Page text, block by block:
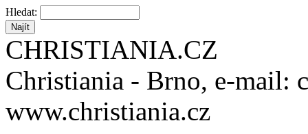
Hledat:
CHRISTIANIA.CZ
Christiania - Brno, e-mail:
www.christiania.cz